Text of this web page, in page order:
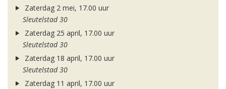
Zaterdag 2 mei, 17.00 uur
Sleutelstad 30
Zaterdag 25 april, 17.00 uur
Sleutelstad 30
Zaterdag 18 april, 17.00 uur
Sleutelstad 30
Zaterdag 11 april, 17.00 uur